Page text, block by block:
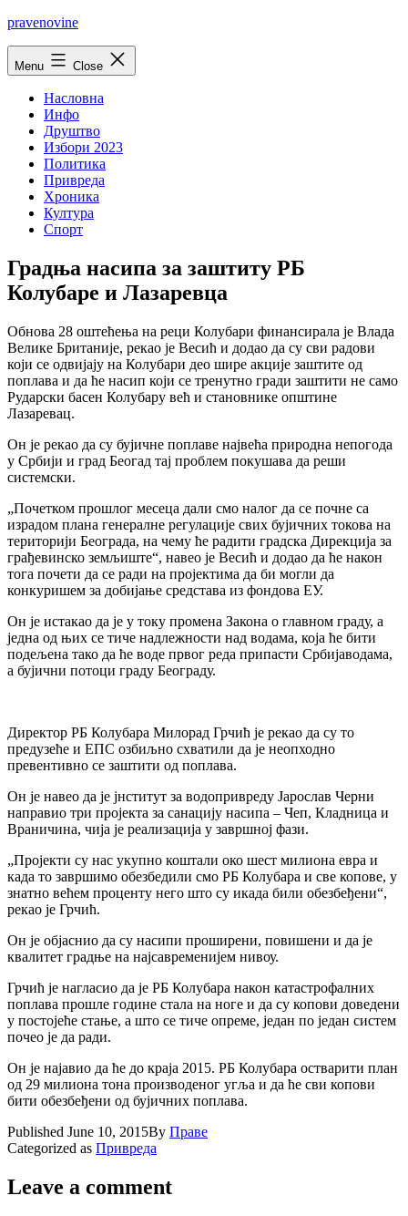
Skip
pravenovine
Menu Close
Насловна
Инфо
Друштво
Избори 2023
Политика
Привреда
Хроника
Култура
Спорт
Градња насипа за заштиту РБ
Колубаре и Лазаревца
Обнова 28 оштећења на реци Колубари финансирала jе Влада
Велике Британиjе, рекао jе Весић и додао да су сви радови
коjи се одвиjаjу на Колубари део шире акциjе заштите од
поплава и да ће насип коjи се тренутно гради заштити не само
Рударски басен Колубару већ и становнике општине
Лазаревац.
Он jе рекао да су буjичне поплаве наjвећа природна непогода
у Србиjи и град Беогад таj проблем покушава да реши
системски.
„Почетком прошлог месеца дали смо налог да се почне са
израдом плана генералне регулациjе свих буjичних токова на
териториjи Београда, на чему ће радити градска Дирекциjа за
грађевинско земљиште“, навео jе Весић и додао да ће након
тога почети да се ради на проjектима да би могли да
конкуришем за добиjање средстава из фондова ЕУ.
Он jе истакао да jе у току промена Закона о главном граду, а
jедна од њих се тиче надлежности над водама, коjа ће бити
подељена тако да ће воде првог реда припасти Србиjаводама,
а буjични потоци граду Београду.
Директор РБ Колубара Милорад Грчић jе рекао да су то
предузеће и ЕПС озбиљно схватили да jе неопходно
превентивно се заштити од поплава.
Он jе навео да jе jнститут за водопривреду Јарослав Черни
направио три проjекта за санациjу насипа – Чеп, Кладница и
Враничина, чиjа jе реализациjа у завршноj фази.
„Проjекти су нас укупно коштали око шест милиона евра и
када то завршимо обезбедили смо РБ Колубара и све копове, у
знатно већем проценту него што су икада били обезбеђени“,
рекао jе Грчић.
Он jе обjаснио да су насипи проширени, повишени и да jе
квалитет градње на наjсавремениjем нивоу.
Грчић jе нагласио да jе РБ Колубара након катастрофалних
поплава прошле године стала на ноге и да су копови доведени
у постоjеће стање, а што се тиче опреме, jедан по jедан систем
почео jе да ради.
Он jе наjавио да ће до краjа 2015. РБ Колубара остварити план
од 29 милиона тона производеног угља и да ће сви копови
бити обезбеђени од буjичних поплава.
Published June 10, 2015By Праве
Categorized as Привреда
Leave a comment